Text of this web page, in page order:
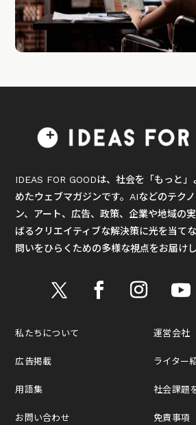
IDEAS FOR GOODは、社会を「もっと
めたウェブマガジンです。AIなどのテク
ン、アート、広告、政策、企業や地域の
ばるクリエイティブな解決策に光を当て
問いをひらくための多様な視点をお届けし
私たちについて
広告掲載
用語集
お問い合わせ
運営会社
ライター
社会課題
免責事項